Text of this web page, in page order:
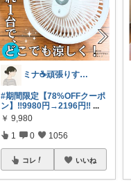
ミナ☕️頑張りすぎない暮らし🏠
#期間限定【78%OFFクーポ
ン】‼️9980円→2196円‼ ...
￥ 9,980
1 0 1056
コレ いいね